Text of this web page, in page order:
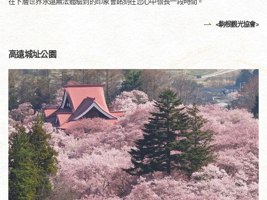
在下層世界永遠無法體驗到的印象會銘刻在您心中很長一段時間。
<駒根觀光協會>
高遠城址公園